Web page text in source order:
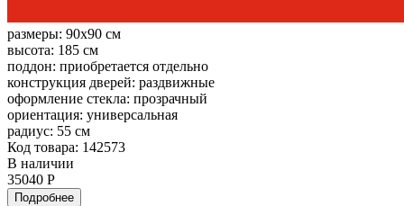
размеры: 90x90 см
высота: 185 см
поддон: приобретается отдельно
конструкция дверей: раздвижные
оформление стекла: прозрачный
ориентация: универсальная
радиус: 55 см
Код товара: 142573
В наличии
35040 Р
Подробнее